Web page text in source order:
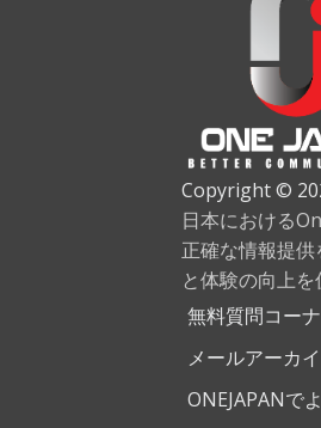
Copyright ©
日本における
正確な情報提
と体験の向上を
無料質問コー
メールアーカ
ONEJAPANで